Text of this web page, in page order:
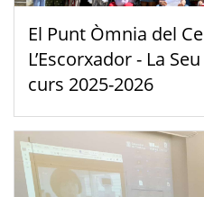
El Punt Òmnia del
L’Escorxador - La
curs 2025-2026